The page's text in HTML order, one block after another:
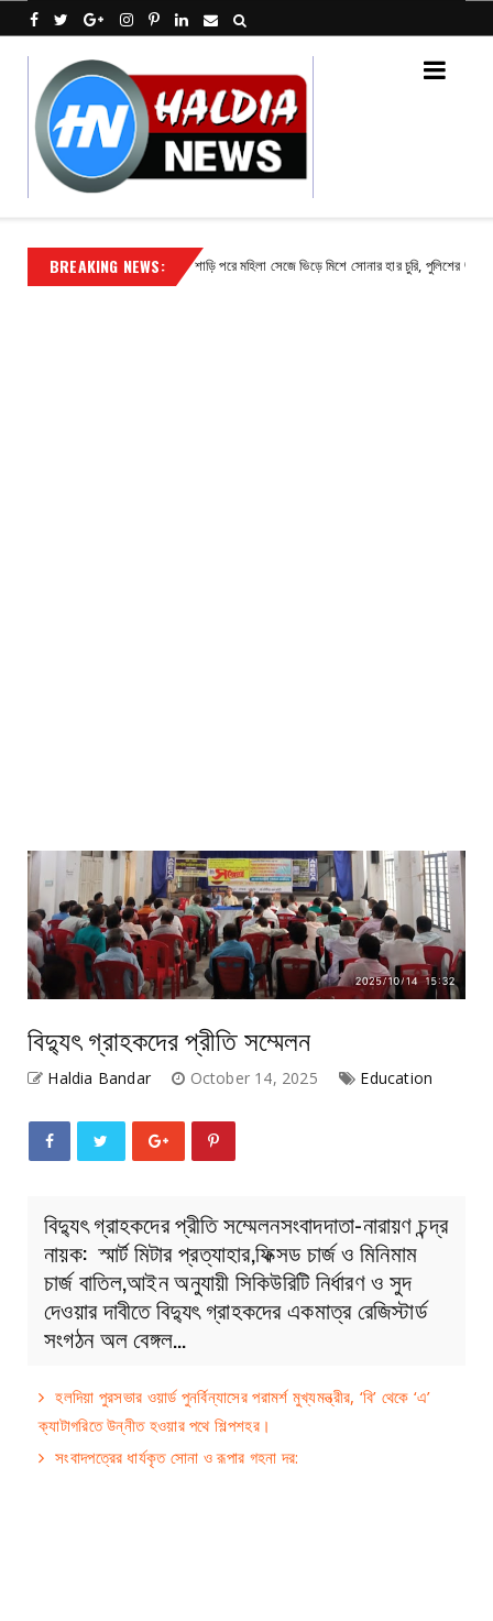
BREAKING NEWS:
Contact শাড়ি পরে মহিলা সেজে ভিড়ে মিশে সোনার হার চুরি, পুলিশের জালে
বিদ্যুৎ গ্রাহকদের প্রীতি সম্মেলন
Haldia Bandar October 14, 2025 Education
বিদ্যুৎ গ্রাহকদের প্রীতি সম্মেলনসংবাদদাতা-নারায়ণ চন্দ্র
নায়ক: স্মার্ট মিটার প্রত্যাহার,ফিক্সড চার্জ ও মিনিমাম
চার্জ বাতিল,আইন অনুযায়ী সিকিউরিটি নির্ধারণ ও সুদ
দেওয়ার দাবীতে বিদ্যুৎ গ্রাহকদের একমাত্র রেজিস্টার্ড
সংগঠন অল বেঙ্গল…
হলদিয়া পুরসভার ওয়ার্ড পুনর্বিন্যাসের পরামর্শ মুখ্যমন্ত্রীর, ‘বি’ থেকে ‘এ’
ক্যাটাগরিতে উন্নীত হওয়ার পথে শিল্পশহর।
সংবাদপত্রের ধার্যকৃত সোনা ও রূপার গহনা দর: